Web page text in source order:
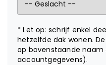
* Let op: schrijf enkel
hetzelfde dak wonen.
op bovenstaande naam
accountgegevens).